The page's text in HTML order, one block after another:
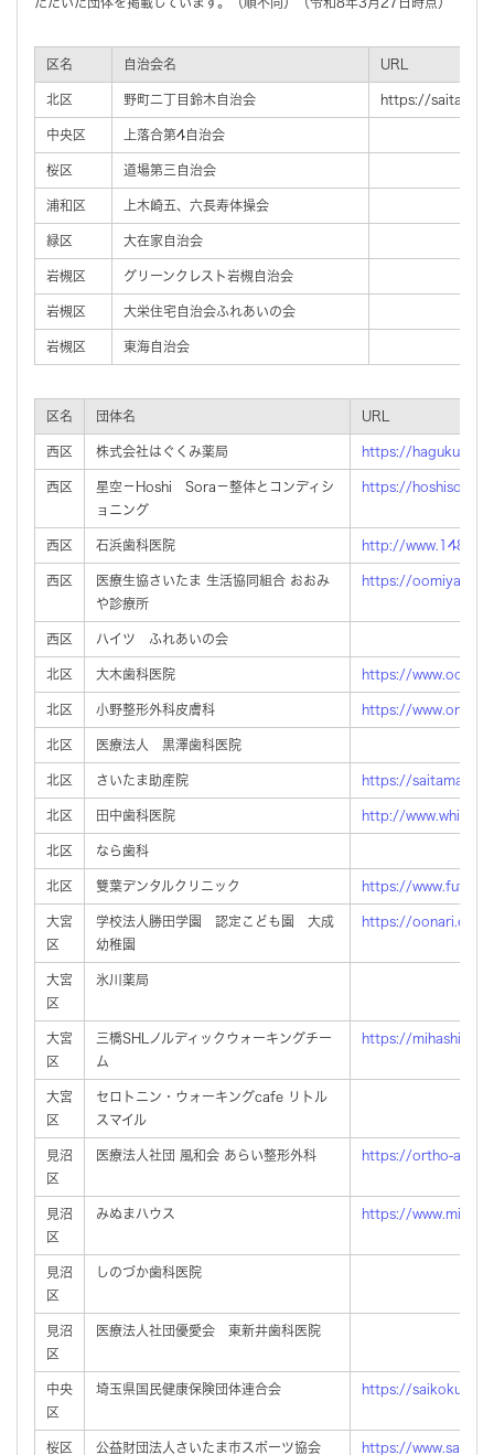
区名 自治会名 URL
北区 野町二丁目鈴木自治会 https://saitama-
中央区 上落合第4自治会
桜区 道場第三自治会
浦和区 上木崎五、六長寿体操会
緑区 大在家自治会
岩槻区 グリーンクレスト岩槻自治会
岩槻区 大栄住宅自治会ふれあいの会
岩槻区 東海自治会
区名 団体名 URL
西区 株式会社はぐくみ薬局 https://
西区
星空－Hoshi Sora－整体とコンディシ
ョニング
https://hoshisora-
西区 石浜歯科医院 http://
西区
医療生協さいたま 生活協同組合 おおみ
や診療所
https://
西区 ハイツ ふれあいの会
北区 大木歯科医院 https://www.ooki-
北区 小野整形外科皮膚科 https://
北区 医療法人 黒澤歯科医院
北区 さいたま助産院 https://
北区 田中歯科医院 http://
北区 なら歯科
北区 雙葉デンタルクリニック https://
大宮
区
学校法人勝田学園 認定こども園 大成
幼稚園
https://
大宮
区
氷川薬局
大宮
区
三橋SHLノルディックウォーキングチー
ム
https://mihashi-
大宮
区
セロトニン・ウォーキングcafe リトル
スマイル
見沼
区
医療法人社団 風和会 あらい整形外科 https://ortho-
見沼
区
みぬまハウス https://
見沼
区
しのづか歯科医院
見沼
区
医療法人社団優愛会 東新井歯科医院
中央
区
埼玉県国民健康保険団体連合会 https://
桜区 公益財団法人さいたま市スポーツ協会 https://